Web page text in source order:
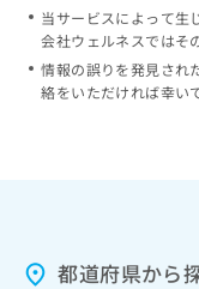
当サービスによって生
会社ウェルネスではそ
情報の誤りを発見され
絡をいただければ幸い
都道府県から